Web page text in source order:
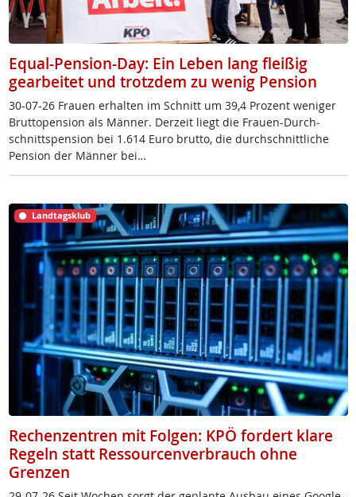
Equal-Pension-Day: Ein Leben lang fleißig
gearbeitet und trotzdem zu wenig Pension
30-07-26 Frau­en er­hal­ten im Schnitt um 39,4 Pro­zent we­ni­ger
Brut­to­pen­si­on als Män­ner. Der­zeit liegt die Frau­en-Durch­
schnitt­s­pen­si­on bei 1.614 Eu­ro brut­to, die durch­schnitt­li­che
Pen­si­on der Män­ner bei…
Landtagsklub
Rechenzentren mit Folgen: KPÖ fordert klare
Regeln statt Ressourcenverbrauch ohne
Grenzen